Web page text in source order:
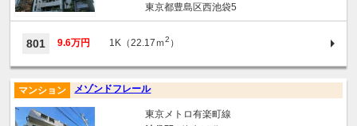
東京都豊島区西池袋5
801 9.6万円 1K（22.17ｍ2 ）
メゾンドフレール
マンション
東京メトロ有楽町線